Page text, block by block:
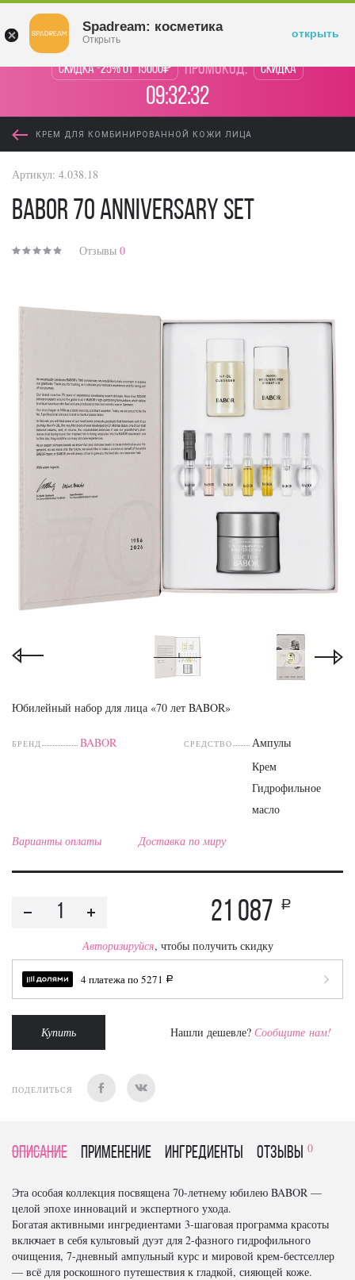
Скидка -25% от 15000₽ промокод: Скидка
09:32:32
КРЕМ ДЛЯ КОМБИНИРОВАННОЙ КОЖИ ЛИЦА
Артикул: 4.038.18
BABOR 70 Anniversary Set
Отзывы 0
Юбилейный набор для лица «70 лет BABOR»
БРЕНД BABOR СРЕДСТВО
Ампулы
Крем
Гидрофильное
масло
Варианты оплаты Доставка по миру
21 087 a
Авторизируйся, чтобы получить скидку
4 платежа по 5271 a
Купить Нашли дешевле? Сообщите нам!
ПОДЕЛИТЬСЯ
Описание Применение Ингредиенты отзывы 0
Эта особая коллекция посвящена 70-летнему юбилею BABOR —
целой эпохе инноваций и экспертного ухода.
Богатая активными ингредиентами 3-шаговая программа красоты
включает в себя культовый дуэт для 2-фазного гидрофильного
очищения, 7-дневный ампульный курс и мировой крем-бестселлер
— всё для роскошного путешествия к гладкой, сияющей коже.
Spadream: косметика
Открыть открыть